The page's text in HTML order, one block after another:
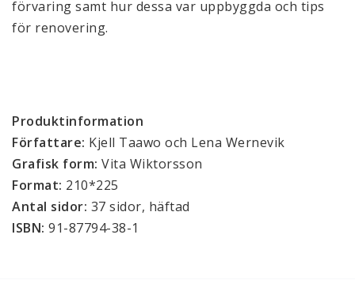
förvaring samt hur dessa var uppbyggda och tips
för renovering.
Produktinformation
Författare: Kjell Taawo och Lena Wernevik
Grafisk form: Vita Wiktorsson
Format: 210*225
Antal sidor: 37 sidor, häftad
ISBN: 91-87794-38-1